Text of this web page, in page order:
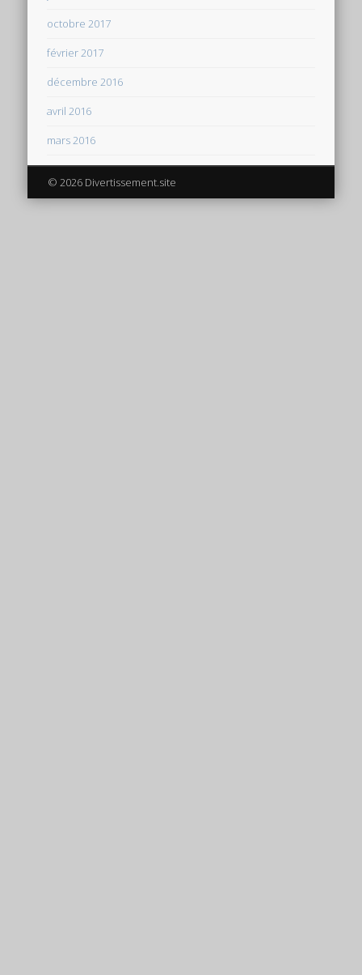
octobre 2017
février 2017
décembre 2016
avril 2016
mars 2016
© 2026 Divertissement.site